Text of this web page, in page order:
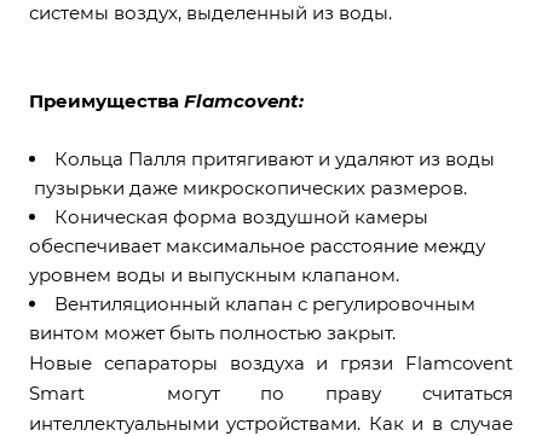
системы воздух, выделенный из воды.
Преимущества Flamcovent:
Кольца Палля притягивают и удаляют из воды
пузырьки даже микроскопических размеров.
Коническая форма воздушной камеры
обеспечивает максимальное расстояние между
уровнем воды и выпускным клапаном.
Вентиляционный клапан с регулировочным
винтом может быть полностью закрыт.
Новые сепараторы воздуха и грязи Flamcovent
Smart могут по праву считаться
интеллектуальными устройствами. Как и в случае